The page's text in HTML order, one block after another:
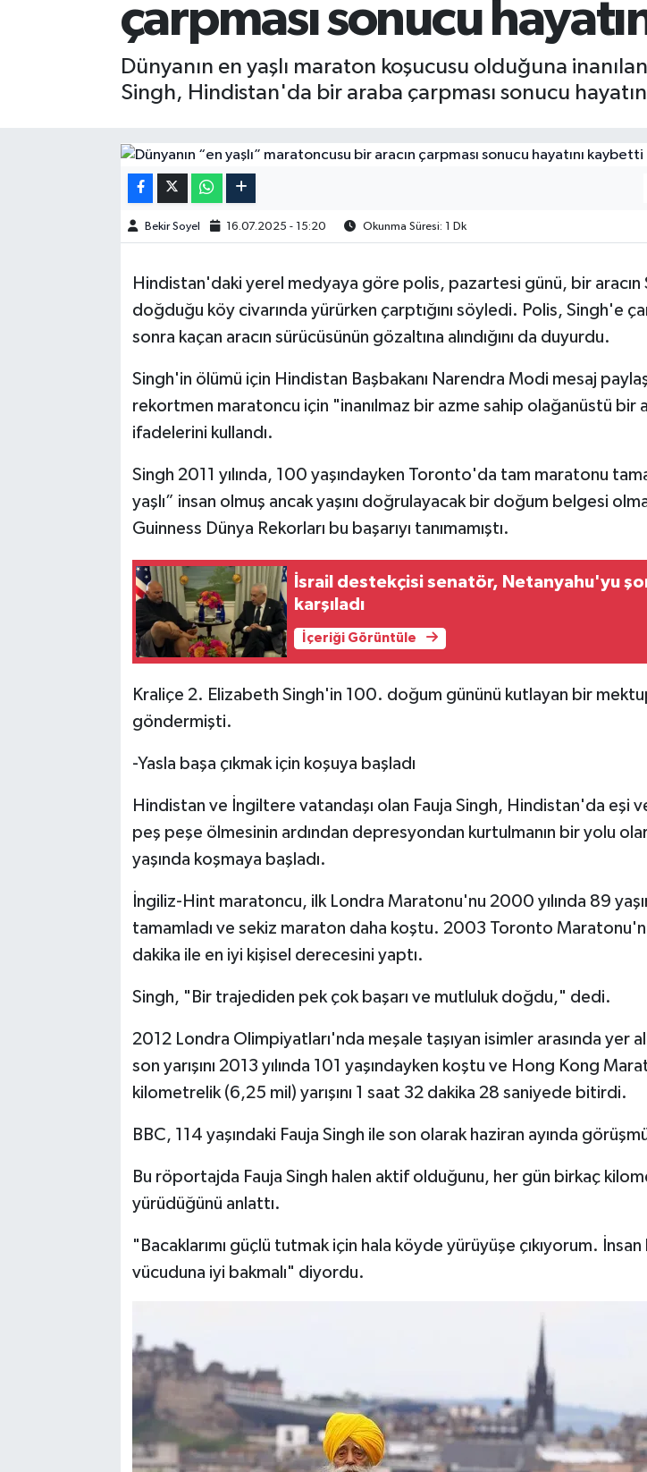
çarpması sonucu
Dünyanın en yaşlı maraton koşucusu olduğuna
Singh, Hindistan'da bir araba çarpması sonucu
Bekir Soyel 16.07.2025 - 15:20 Okunma Süresi: 1 Dk
Hindistan'daki yerel medyaya göre polis, pazartesi günü, bir aracın
doğduğu köy civarında yürürken çarptığını söyledi. Polis, Singh'e
sonra kaçan aracın sürücüsünün gözaltına alındığını da duyurdu.
Singh'in ölümü için Hindistan Başbakanı Narendra Modi mesaj
rekortmen maratoncu için "inanılmaz bir azme sahip olağanüstü bir
ifadelerini kullandı.
Singh 2011 yılında, 100 yaşındayken Toronto'da tam maratonu
yaşlı” insan olmuş ancak yaşını doğrulayacak bir doğum belgesi
Guinness Dünya Rekorları bu başarıyı tanımamıştı.
İsrail destekçisi senatör, Netanyahu'yu
karşıladı
İçeriği Görüntüle
Kraliçe 2. Elizabeth Singh'in 100. doğum gününü kutlayan bir
göndermişti.
-Yasla başa çıkmak için koşuya başladı
Hindistan ve İngiltere vatandaşı olan Fauja Singh, Hindistan'da eşi
peş peşe ölmesinin ardından depresyondan kurtulmanın bir yolu
yaşında koşmaya başladı.
İngiliz-Hint maratoncu, ilk Londra Maratonu'nu 2000 yılında 89
tamamladı ve sekiz maraton daha koştu. 2003 Toronto
dakika ile en iyi kişisel derecesini yaptı.
Singh, "Bir trajediden pek çok başarı ve mutluluk doğdu," dedi.
2012 Londra Olimpiyatları'nda meşale taşıyan isimler arasında yer
son yarışını 2013 yılında 101 yaşındayken koştu ve Hong Kong
kilometrelik (6,25 mil) yarışını 1 saat 32 dakika 28 saniyede bitirdi.
BBC, 114 yaşındaki Fauja Singh ile son olarak haziran ayında
Bu röportajda Fauja Singh halen aktif olduğunu, her gün birkaç
yürüdüğünü anlattı.
"Bacaklarımı güçlü tutmak için hala köyde yürüyüşe çıkıyorum. İnsan
vücuduna iyi bakmalı" diyordu.